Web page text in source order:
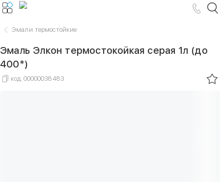
Эмали термостойкие
Эмаль Элкон термостокойкая серая 1л (до
400*)
код 00000038483